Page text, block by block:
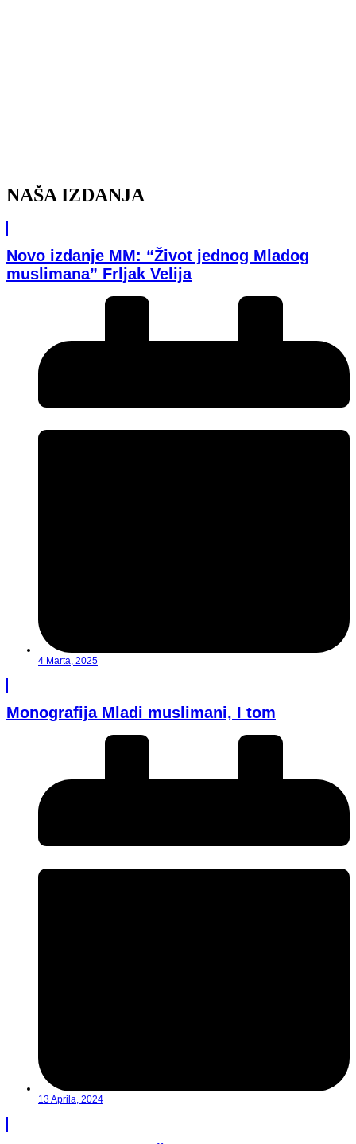
NAŠA IZDANJA
Novo izdanje MM: “Život jednog Mladog
muslimana” Frljak Velija
4 Marta, 2025
Monografija Mladi muslimani, I tom
13 Aprila, 2024